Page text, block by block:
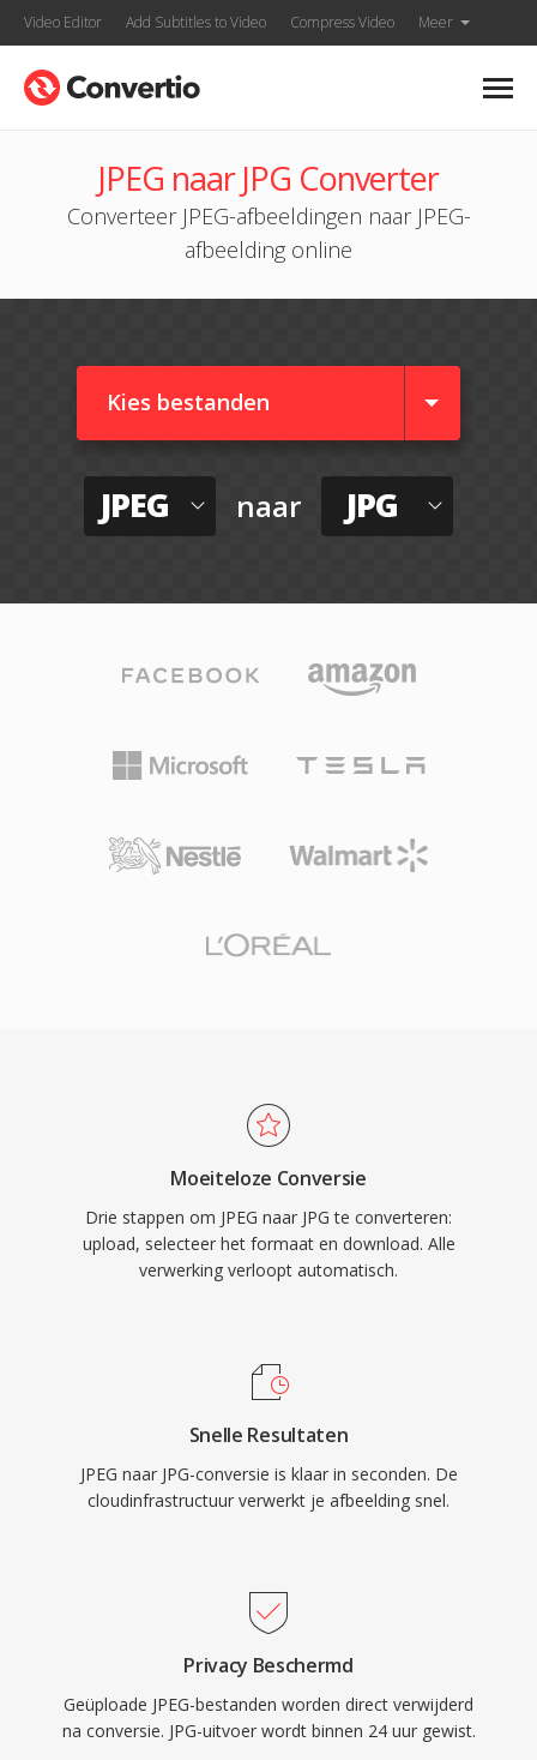
Video Editor Add Subtitles to Video Compress Video Meer
JPEG naar JPG Converter
Converteer JPEG-afbeeldingen naar JPEG-
afbeelding online
Kies bestanden
JPEG naar JPG
Moeiteloze Conversie
Drie stappen om JPEG naar JPG te converteren:
upload, selecteer het formaat en download. Alle
verwerking verloopt automatisch.
Snelle Resultaten
JPEG naar JPG-conversie is klaar in seconden. De
cloudinfrastructuur verwerkt je afbeelding snel.
Privacy Beschermd
Geüploade JPEG-bestanden worden direct verwijderd
na conversie. JPG-uitvoer wordt binnen 24 uur gewist.